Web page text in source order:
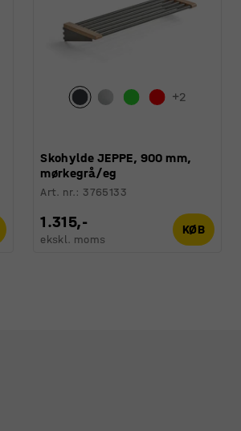
+2
Skohylde JEPPE, 900 mm,
mørkegrå/eg
Art. nr.: 3765133
1.315,-
ekskl. moms
KØB